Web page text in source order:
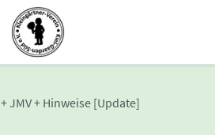
JMV + Hinweise [Update]